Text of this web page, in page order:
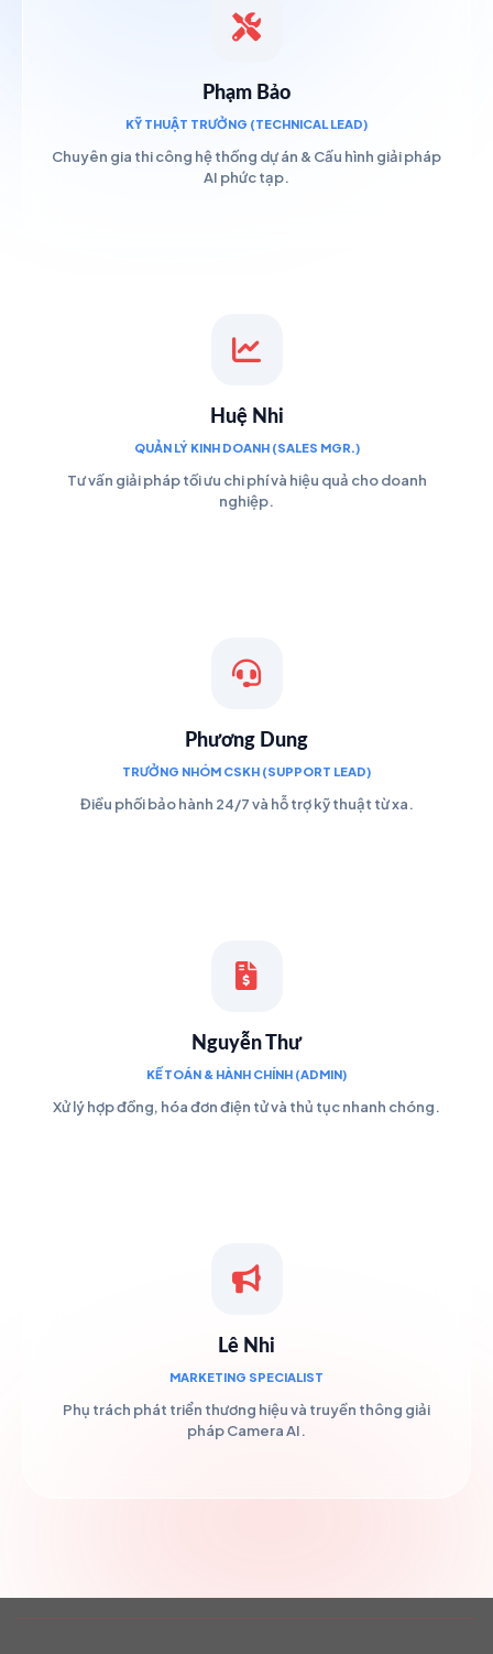
Phạm Bảo
KỸ THUẬT TRƯỞNG (TECHNICAL LEAD)
Chuyên gia thi công hệ thống dự án & Cấu hình giải pháp
AI phức tạp.
Huệ Nhi
QUẢN LÝ KINH DOANH (SALES MGR.)
Tư vấn giải pháp tối ưu chi phí và hiệu quả cho doanh
nghiệp.
Phương Dung
TRƯỞNG NHÓM CSKH (SUPPORT LEAD)
Điều phối bảo hành 24/7 và hỗ trợ kỹ thuật từ xa.
Nguyễn Thư
KẾ TOÁN & HÀNH CHÍNH (ADMIN)
Xử lý hợp đồng, hóa đơn điện tử và thủ tục nhanh chóng.
Lê Nhi
MARKETING SPECIALIST
Phụ trách phát triển thương hiệu và truyền thông giải
pháp Camera AI.